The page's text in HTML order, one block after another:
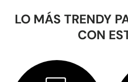
LO MÁS TRENDY
CON